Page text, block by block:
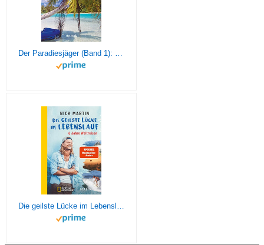
Der Paradiesjäger (Band 1): Für immer ausgestiegen
Die geilste Lücke im Lebenslauf: 6 Jahre Weltreisen | Der erfolgreiche Reisebericht erstmals im Taschenbuch